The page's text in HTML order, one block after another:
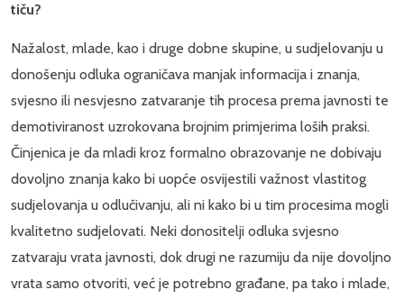
tiču?
Nažalost, mlade, kao i druge dobne skupine, u sudjelovanju u
donošenju odluka ograničava manjak informacija i znanja,
svjesno ili nesvjesno zatvaranje tih procesa prema javnosti te
demotiviranost uzrokovana brojnim primjerima loših praksi.
Činjenica je da mladi kroz formalno obrazovanje ne dobivaju
dovoljno znanja kako bi uopće osvijestili važnost vlastitog
sudjelovanja u odlučivanju, ali ni kako bi u tim procesima mogli
kvalitetno sudjelovati. Neki donositelji odluka svjesno
zatvaraju vrata javnosti, dok drugi ne razumiju da nije dovoljno
vrata samo otvoriti, već je potrebno građane, pa tako i mlade,